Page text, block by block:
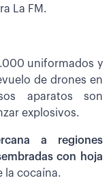
La FM.
uniformados y
de drones en
aparatos son
explosivos.
a regiones
con hoja
la cocaína.